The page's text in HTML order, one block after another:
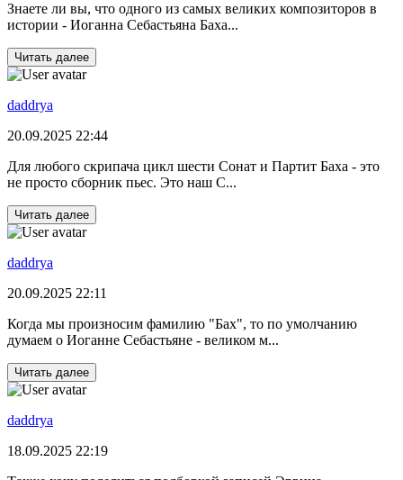
Знаете ли вы, что одного из самых великих композиторов в
истории - Иоганна Себастьяна Баха...
Читать далее
daddrya
20.09.2025 22:44
Для любого скрипача цикл шести Сонат и Партит Баха - это
не просто сборник пьес. Это наш С...
Читать далее
daddrya
20.09.2025 22:11
Когда мы произносим фамилию "Бах", то по умолчанию
думаем о Иоганне Себастьяне - великом м...
Читать далее
daddrya
18.09.2025 22:19